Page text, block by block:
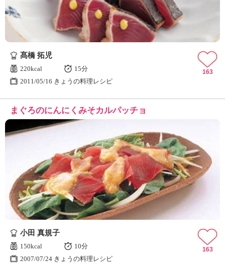
髙橋 拓児
220kcal
15分
2011/05/16 きょうの料理レシピ
163
まぐろのにんにくみそカルパッチョ
小田 真規子
150kcal
10分
2007/07/24 きょうの料理レシピ
163